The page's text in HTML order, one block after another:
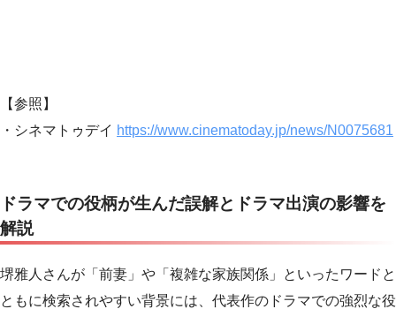
【参照】
・シネマトゥデイ https://www.cinematoday.jp/news/N0075681
ドラマでの役柄が生んだ誤解とドラマ出演の影響を
解説
堺雅人さんが「前妻」や「複雑な家族関係」といったワードと
ともに検索されやすい背景には、代表作のドラマでの強烈な役